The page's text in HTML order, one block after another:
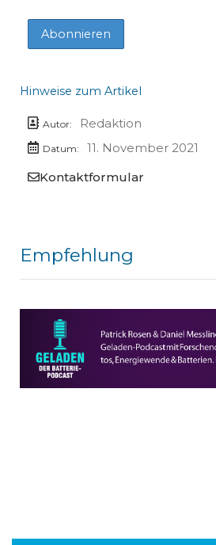
Hinweise zum Artikel
Autor: Redaktion
Datum:
11. November 2021
Kontaktformular
Empfehlung